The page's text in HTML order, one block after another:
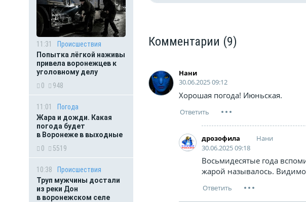
11:31
Происшествия
Попытка лёгкой наживы
привела воронежцев к
уголовному делу
0
948
11:01
Погода
Жара и дожди. Какая
погода будет
в Воронеже в выходные
0
5519
10:38
Происшествия
Труп мужчины достали
из реки Дон
в воронежском селе
Комментарии (9)
Нани
30.06.2025 09:12
Хорошая погода! Июньская.
дрозофила
Нани
30.06.2025 09:18
Восьмидесятые года
жарой называлось.